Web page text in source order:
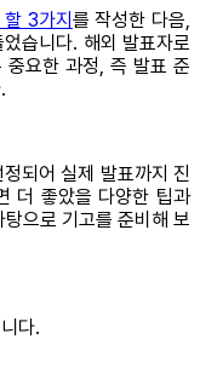
3가지를 작성한 다음,
습니다. 해외 발표자로
중요한 과정, 즉 발표 준
되어 실제 발표까지 진
더 좋았을 다양한 팁과
으로 기고를 준비해 보
다.